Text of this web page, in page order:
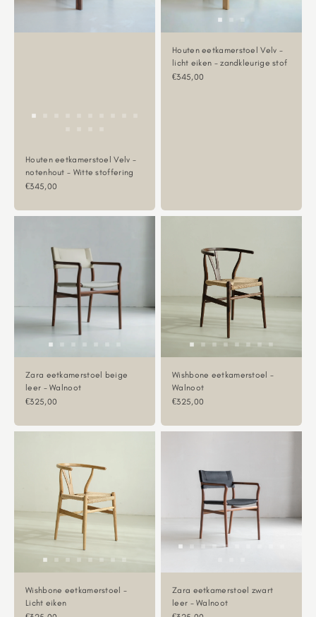
Houten eetkamerstoel Velv -
notenhout - Witte stoffering
Aanbiedingsprijs
€345,00
Houten eetkamerstoel Velv -
licht eiken - zandkleurige stof
Aanbiedingsprijs
€345,00
Zara eetkamerstoel beige
leer - Walnoot
Aanbiedingsprijs
€325,00
Wishbone eetkamerstoel -
Walnoot
Aanbiedingsprijs
€325,00
Wishbone eetkamerstoel -
Licht eiken
Zara eetkamerstoel zwart
leer - Walnoot